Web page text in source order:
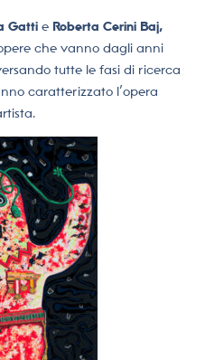
Gatti e Roberta Cerini Baj,
che vanno dagli anni
tutte le fasi di ricerca
caratterizzato l’opera